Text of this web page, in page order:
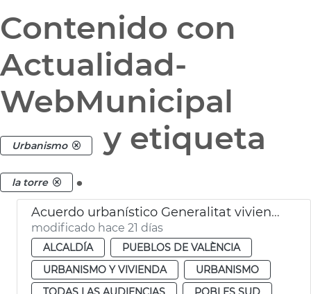
Contenido con
Actualidad-
WebMunicipal
Urbanismo y etiqueta
la torre .
Acuerdo urbanístico Generalitat viviendas la Torre València
modificado hace 21 días
ALCALDÍA
PUEBLOS DE VALÈNCIA
URBANISMO Y VIVIENDA
URBANISMO